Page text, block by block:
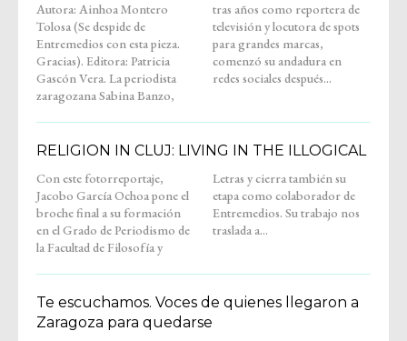
Autora: Ainhoa Montero
Tolosa (Se despide de
Entremedios con esta pieza.
Gracias). Editora: Patricia
Gascón Vera. La periodista
zaragozana Sabina Banzo,
tras años como reportera de
televisión y locutora de spots
para grandes marcas,
comenzó su andadura en
redes sociales después...
RELIGION IN CLUJ: LIVING IN THE ILLOGICAL
Con este fotorreportaje,
Jacobo García Ochoa pone el
broche final a su formación
en el Grado de Periodismo de
la Facultad de Filosofía y
Letras y cierra también su
etapa como colaborador de
Entremedios. Su trabajo nos
traslada a...
Te escuchamos. Voces de quienes llegaron a
Zaragoza para quedarse